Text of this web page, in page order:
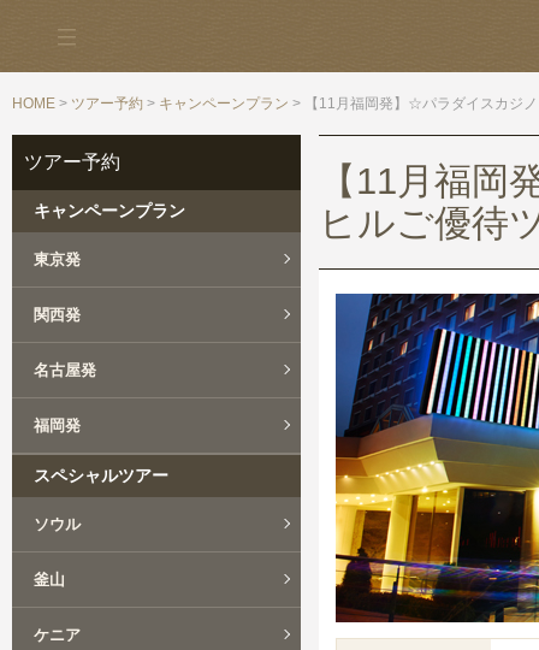
HOME > ツアー予約 > キャンペーンプラン > 【11月福岡発】☆パラダイスカジ
【11月福
ヒルご優待
ツアー予約
キャンペーンプラン
東京発
関西発
名古屋発
福岡発
スペシャルツアー
ソウル
釜山
ケニア